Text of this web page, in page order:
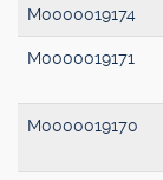
M0000019174
M0000019171
M0000019170